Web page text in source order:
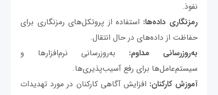
نفوذ.
رمزنگاری داده‌ها: استفاده از پروتکل‌های رمزنگاری برای
حفاظت از داده‌های در حال انتقال.
به‌روزرسانی مداوم: به‌روزرسانی نرم‌افزارها و
سیستم‌عامل‌ها برای رفع آسیب‌پذیری‌ها.
آموزش کارکنان: افزایش آگاهی کارکنان در مورد تهدیدات